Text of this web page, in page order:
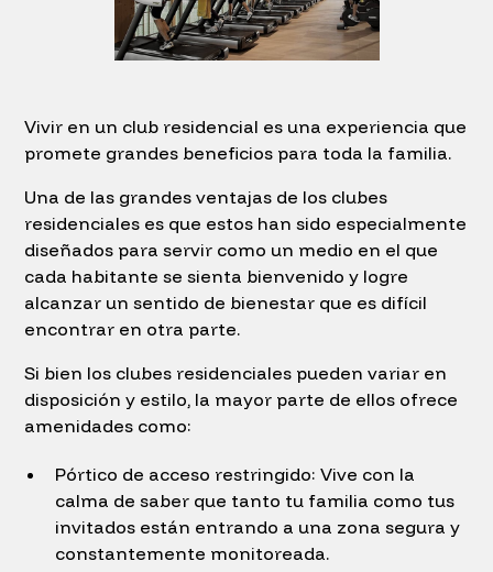
Vivir en un club residencial es una experiencia que
promete grandes beneficios para toda la familia.
Una de las grandes ventajas de los clubes
residenciales es que estos han sido especialmente
diseñados para servir como un medio en el que
cada habitante se sienta bienvenido y logre
alcanzar un sentido de bienestar que es difícil
encontrar en otra parte.
Si bien los clubes residenciales pueden variar en
disposición y estilo, la mayor parte de ellos ofrece
amenidades como:
Pórtico de acceso restringido: Vive con la
calma de saber que tanto tu familia como tus
invitados están entrando a una zona segura y
constantemente monitoreada.